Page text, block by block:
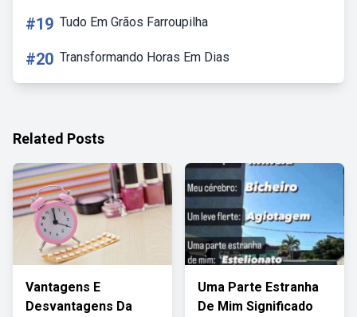
#19 Tudo Em Grãos Farroupilha
#20 Transformando Horas Em Dias
Related Posts
Vantagens E
Desvantagens Da
Uma Parte Estranha
De Mim Significado